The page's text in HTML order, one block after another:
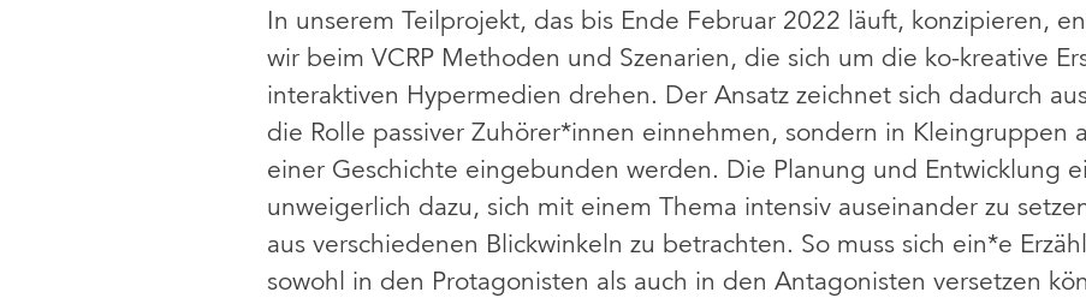
In unserem Teilprojekt, das bis Ende Februar 2022 läuft, konzipieren,
wir beim VCRP Methoden und Szenarien, die sich um die ko-kreative
interaktiven Hypermedien drehen. Der Ansatz zeichnet sich dadurch
die Rolle passiver Zuhörer*innen einnehmen, sondern in Kleingruppen
einer Geschichte eingebunden werden. Die Planung und Entwicklung
unweigerlich dazu, sich mit einem Thema intensiv auseinander zu
aus verschiedenen Blickwinkeln zu betrachten. So muss sich ein*e
sowohl in den Protagonisten als auch in den Antagonisten versetzen